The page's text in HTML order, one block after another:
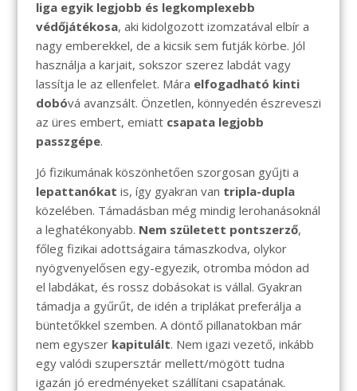
liga egyik legjobb és legkomplexebb
védőjátékosa, aki kidolgozott izomzatával elbír a
nagy emberekkel, de a kicsik sem futják körbe. Jól
használja a karjait, sokszor szerez labdát vagy
lassítja le az ellenfelet. Mára elfogadható kinti
dobóvá avanzsált. Önzetlen, könnyedén észreveszi
az üres embert, emiatt csapata legjobb
passzgépe.
Jó fizikumának köszönhetően szorgosan gyűjti a
lepattanókat is, így gyakran van tripla-dupla
közelében. Támadásban még mindig lerohanásoknál
a leghatékonyabb. Nem született pontszerző,
főleg fizikai adottságaira támaszkodva, olykor
nyögvenyelősen egy-egyezik, otromba módon ad
el labdákat, és rossz dobásokat is vállal. Gyakran
támadja a gyűrűt, de idén a triplákat preferálja a
büntetőkkel szemben. A döntő pillanatokban már
nem egyszer kapitulált. Nem igazi vezető, inkább
egy valódi szupersztár mellett/mögött tudna
igazán jó eredményeket szállítani csapatának.